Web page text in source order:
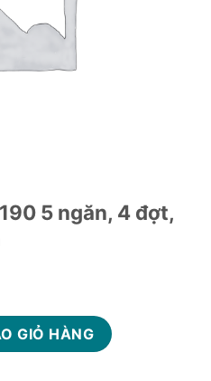
5 ngăn, 4 đợt,
4 đợt, cánh lửng có khóa số
GIỎ HÀNG